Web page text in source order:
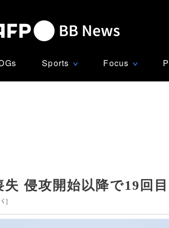
Sports ∨ Focus ∨
侵攻開始以降で19回目
]